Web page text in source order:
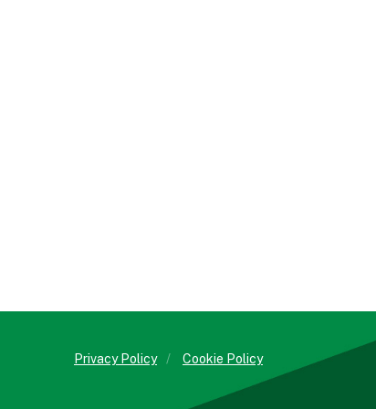
Privacy Policy / Cookie Policy